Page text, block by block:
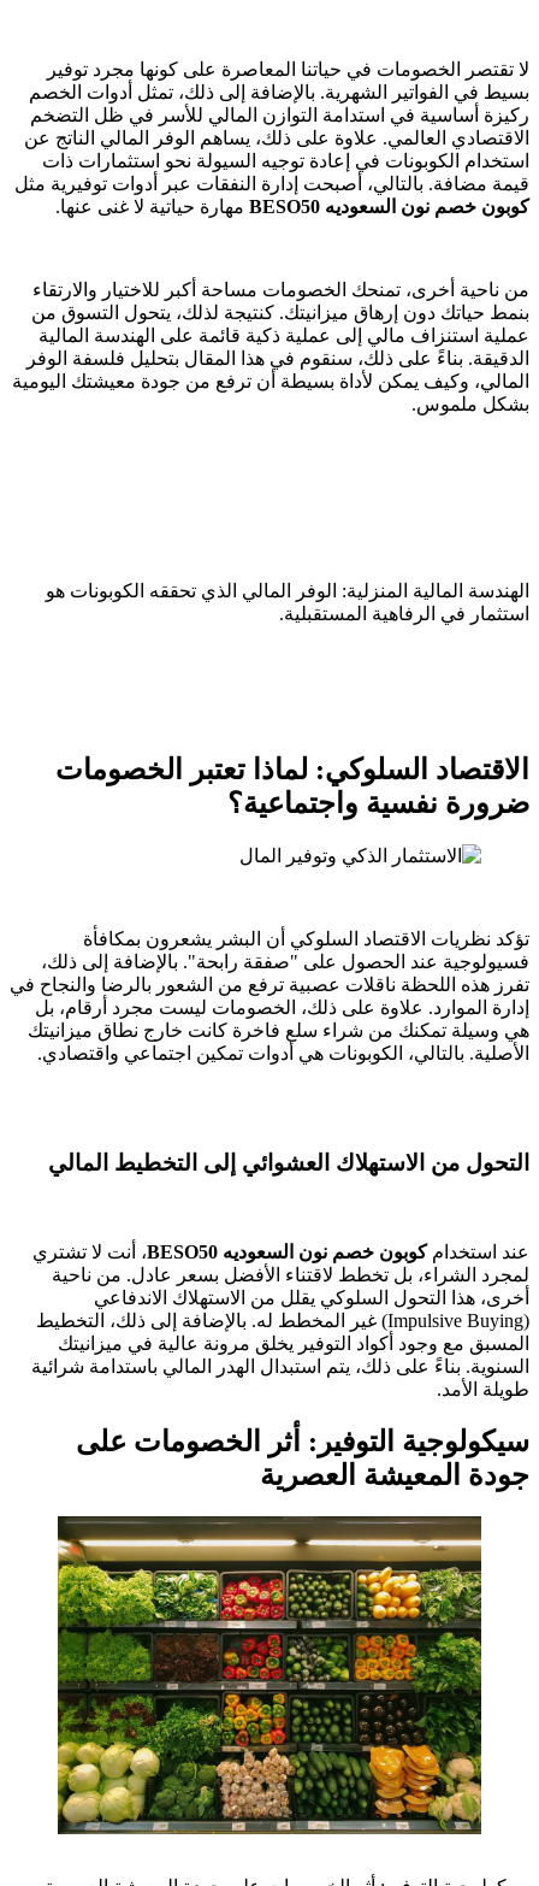
لا تقتصر الخصومات في حياتنا المعاصرة على كونها مجرد توفير
بسيط في الفواتير الشهرية. بالإضافة إلى ذلك، تمثل أدوات الخصم
ركيزة أساسية في استدامة التوازن المالي للأسر في ظل التضخم
الاقتصادي العالمي. علاوة على ذلك، يساهم الوفر المالي الناتج عن
استخدام الكوبونات في إعادة توجيه السيولة نحو استثمارات ذات
قيمة مضافة. بالتالي، أصبحت إدارة النفقات عبر أدوات توفيرية مثل
كوبون خصم نون السعوديه BESO50
مهارة حياتية لا غنى عنها.
من ناحية أخرى، تمنحك الخصومات مساحة أكبر للاختيار والارتقاء
بنمط حياتك دون إرهاق ميزانيتك. كنتيجة لذلك، يتحول التسوق من
عملية استنزاف مالي إلى عملية ذكية قائمة على الهندسة المالية
الدقيقة. بناءً على ذلك، سنقوم في هذا المقال بتحليل فلسفة الوفر
المالي، وكيف يمكن لأداة بسيطة أن ترفع من جودة معيشتك اليومية
بشكل ملموس.
الهندسة المالية المنزلية: الوفر المالي الذي تحققه الكوبونات هو
استثمار في الرفاهية المستقبلية.
الاقتصاد السلوكي: لماذا تعتبر الخصومات
ضرورة نفسية واجتماعية؟
تؤكد نظريات الاقتصاد السلوكي أن البشر يشعرون بمكافأة
فسيولوجية عند الحصول على "صفقة رابحة". بالإضافة إلى ذلك،
تفرز هذه اللحظة ناقلات عصبية ترفع من الشعور بالرضا والنجاح في
إدارة الموارد. علاوة على ذلك، الخصومات ليست مجرد أرقام، بل
هي وسيلة تمكنك من شراء سلع فاخرة كانت خارج نطاق ميزانيتك
الأصلية. بالتالي، الكوبونات هي أدوات تمكين اجتماعي واقتصادي.
التحول من الاستهلاك العشوائي إلى التخطيط المالي
عند استخدامكوبون خصم نون السعوديه BESO50
، أنت لا تشتري
لمجرد الشراء، بل تخطط لاقتناء الأفضل بسعر عادل. من ناحية
أخرى، هذا التحول السلوكي يقلل من الاستهلاك الاندفاعي
(Impulsive Buying) غير المخطط له. بالإضافة إلى ذلك، التخطيط
المسبق مع وجود أكواد التوفير يخلق مرونة عالية في ميزانيتك
السنوية. بناءً على ذلك، يتم استبدال الهدر المالي باستدامة شرائية
طويلة الأمد.
سيكولوجية التوفير: أثر الخصومات على
جودة المعيشة العصرية